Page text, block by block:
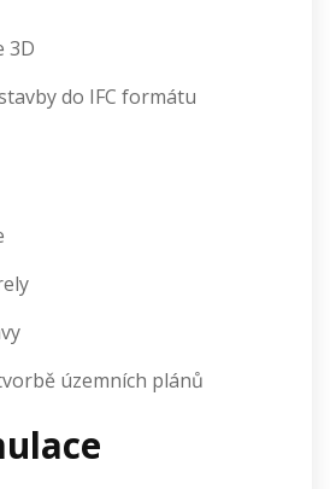
3D
do IFC formátu
územních plánů